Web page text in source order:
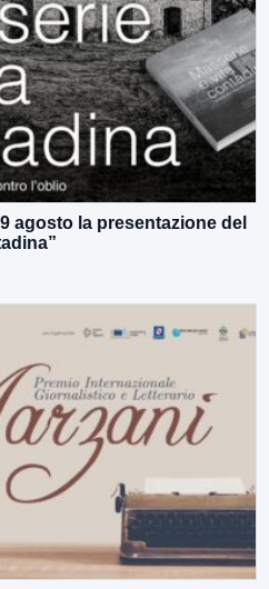
agosto la presentazione del